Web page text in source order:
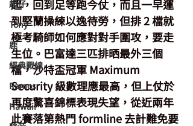
超仔
Tony
鹿
經典戰線
Ramos
Hawaii
起，回到足等跑今仗，而且一早運
到堅蘭操練以逸待勞，但排 2 檔就
極考騎師如何應對對手圍攻，要走
生位。巴富達三匹排晒最外三個
檔，沙特盃冠軍 Maximum
Security 級數理應最高，但上仗於
再度驚喜錦標表現失望，從近兩年
此賽落第熱門 formline 去計難免要